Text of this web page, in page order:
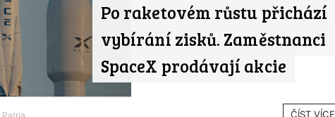
Po raketovém růstu přichází
vybírání zisků. Zaměstnanci
SpaceX prodávají akcie
ČÍST VÍCE